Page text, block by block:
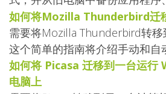
如何将Mozilla Thunderbird迁
需要将Mozilla Thunderbird转移
这个简单的指南将介绍手动和自
如何将 Picasa 迁移到一台运行
电脑上